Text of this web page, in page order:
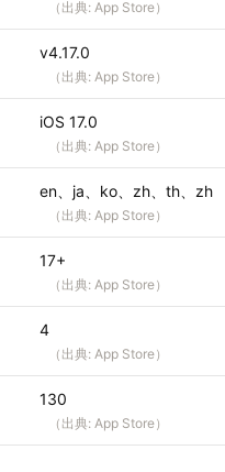
（出典: App Store）
v4.17.0
（出典: App Store）
iOS 17.0
（出典: App Store）
en、ja、ko、zh、th、zh
（出典: App Store）
17+
（出典: App Store）
4
（出典: App Store）
130
（出典: App Store）